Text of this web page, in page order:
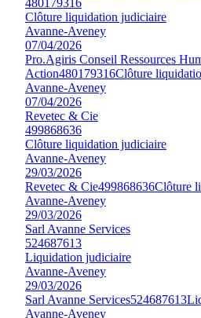
Clôture liquidation judiciaire
Avanne-Aveney
07/04/2026
Pro.Agiris Conseil Ressources
Action480179316Clôture
Avanne-Aveney
07/04/2026
Revetec & Cie
499868636
Clôture liquidation judiciaire
Avanne-Aveney
29/03/2026
Revetec & Cie499868636Clôture
Avanne-Aveney
29/03/2026
Sarl Avanne Services
524687613
Liquidation judiciaire
Avanne-Aveney
29/03/2026
Sarl Avanne Services524687613
Avanne-Aveney